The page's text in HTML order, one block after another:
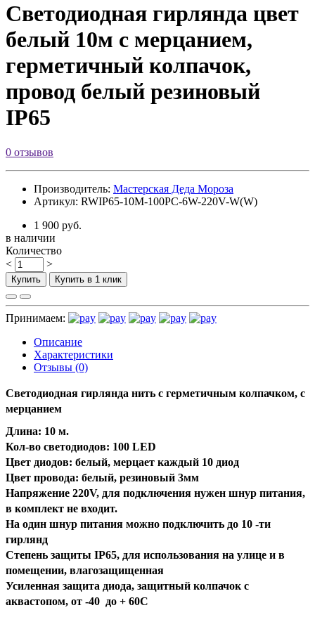
Светодиодная гирлянда цвет
белый 10м с мерцанием,
герметичный колпачок,
провод белый резиновый
IP65
0 отзывов
Производитель: Мастерская Деда Мороза
Артикул: RWIP65-10M-100PC-6W-220V-W(W)
1 900 руб.
в наличии
Количество
<
>
Купить Купить в 1 клик
Принимаем:
Описание
Характеристики
Отзывы (0)
Светодиодная гирлянда нить с герметичным колпачком, с
мерцанием
Длина: 10 м.
Кол-во светодиодов: 100 LED
Цвет диодов: белый, мерцает каждый 10 диод
Цвет провода: белый, резиновый 3мм
Напряжение 220V, для подключения нужен шнур питания,
в комплект не входит.
На один шнур питания можно подключить до 10 -ти
гирлянд
Степень защиты IP65, для использования на улице и в
помещении, влагозащищенная
Усиленная защита диода, защитный колпачок с
аквастопом, от -40 до + 60С